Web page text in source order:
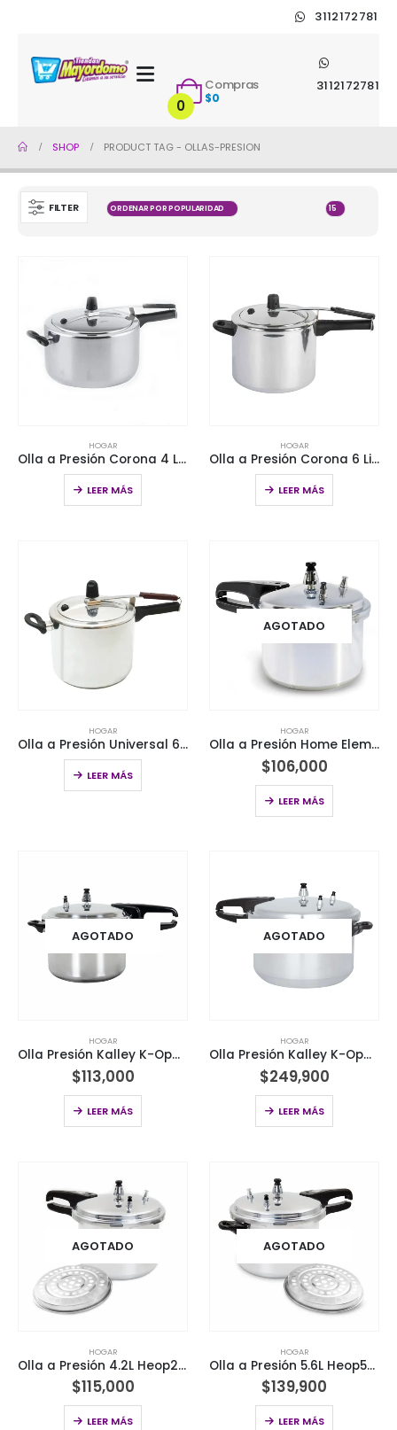
3112172781
3112172781
0
Compras
$0
SHOP PRODUCT TAG - OLLAS-PRESION
FILTER
HOGAR
Olla a Presión Corona 4 Litros
LEER MÁS
HOGAR
Olla a Presión Corona 6 Litros
LEER MÁS
HOGAR
Olla a Presión Universal 6 Litro
LEER MÁS
AGOTADO
HOGAR
Olla a Presión Home Elements 3,2 Litros
$106,000
LEER MÁS
AGOTADO
HOGAR
Olla Presión Kalley K-Opal6 6Lt
$113,000
LEER MÁS
AGOTADO
HOGAR
Olla Presión Kalley K-Opal6 11Lt
$249,900
LEER MÁS
AGOTADO
HOGAR
Olla a Presión 4.2L Heop2L Home Elements
$115,000
LEER MÁS
AGOTADO
HOGAR
Olla a Presión 5.6L Heop56L Home Elements
$139,900
LEER MÁS